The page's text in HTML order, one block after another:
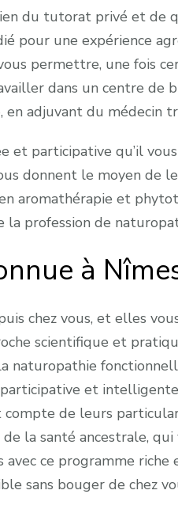
du tutorat privé et de
pour une expérience
permettre, une fois
dans un centre de
adjuvant du médecin
et participative qu’il
donnent le moyen de
aromathérapie et
la profession de
à
chez vous, et elles
scientifique et
et
de leurs
la santé ancestrale,
avec ce programme
sans bouger de chez